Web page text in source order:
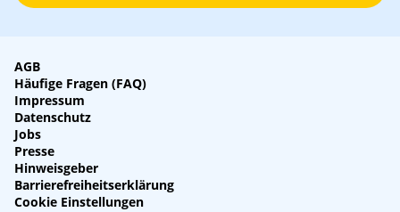
AGB
Häufige Fragen (FAQ)
Impressum
Datenschutz
Jobs
Presse
Hinweisgeber
Barrierefreiheitserklärung
Cookie Einstellungen